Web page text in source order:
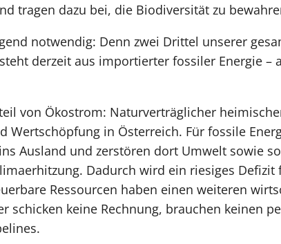
tragen dazu bei, die Biodiversität zu
notwendig: Denn zwei Drittel unserer
derzeit aus importierter fossiler Energie –
von Ökostrom: Naturverträglicher
Wertschöpfung in Österreich. Für fossile
Ausland und zerstören dort Umwelt sowie
Dadurch wird ein riesiges
Ressourcen haben einen weiteren
schicken keine Rechnung, brauchen keinen